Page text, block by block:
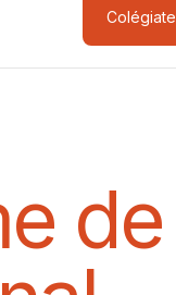
Colégiate
de